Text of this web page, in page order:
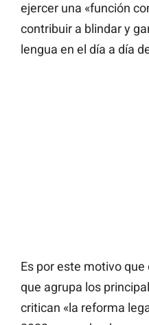
ejercer una «función
contribuir a blindar y
lengua en el día a día
Es por este motivo
que agrupa los
critican «la reforma